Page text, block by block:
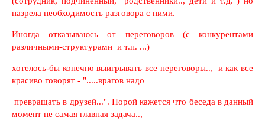
назрела необходимость разговора с ними.
Иногда отказываюсь от переговоров (с конкурентами
различными-структурами и т.п. ...)
хотелось-бы конечно выигрывать все переговоры.., и как все
красиво говорят - ".....врагов надо
превращать в друзей...". Поройкажется что беседа в данный
момент не самая главная задача..,